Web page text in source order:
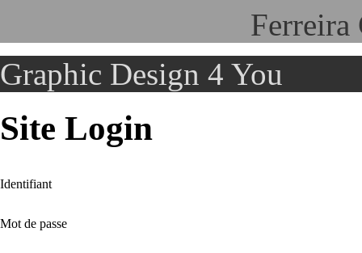
Graphic Design 4 You
Site Login
Identifiant
Mot de passe